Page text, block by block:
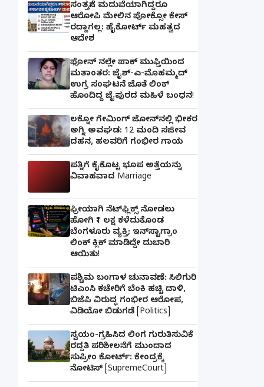
ಸಂತ್ರಸ್ತೆಗೆ ಮದುವೆಯಾಗಿದ್ದರೂ
ಆರೋಪಿ ಮೇಲಿನ ಪೋಕ್ಸೋ ಕೇಸ್
ರದ್ದಾಗಲ್ಲ: ಹೈಕೋರ್ಟ್ ಮಹತ್ವದ
ಆದೇಶ
ಫೋನ್ ನಲ್ಲೇ ಪಾಕ್ ಮುಫ್ತಿಯಿಂದ
ಮತಾಂತರ: ಜೈಶ್-ಎ-ಮೊಹಮ್ಮದ್
ಉಗ್ರ ಸಂಘಟನೆ ಜೊತೆ ಲಿಂಕ್
ಹೊಂದಿದ್ದ ಜೈಪುರದ ಮಹಿಳೆ ಬಂಧನ!
ಲಕ್ನೋ ಗೇಮಿಂಗ್ ಜೋನ್‌ನಲ್ಲಿ ಭೀಕರ
ಅಗ್ನಿ ಅವಘಡ: 12 ಮಂದಿ ಸಜೀವ
ದಹನ, ಹಲವರಿಗೆ ಗಂಭೀರ ಗಾಯ
ಪತ್ನಿಗೆ ಕೈಕೊಟ್ಟ ಭೂಪ ಅತ್ತೆಯನ್ನು
ವಿವಾಹವಾದ Marriage
ಫ್ರೀಯಾಗಿ ನೆಟ್‌ಫ್ಲಿಕ್ಸ್ ನೋಡಲು
ಹೋಗಿ ₹1 ಲಕ್ಷ ಕಳೆದುಕೊಂಡ
ಬೆಂಗಳೂರು ವ್ಯಕ್ತಿ; ಇನ್‌ಸ್ಟಾಗ್ರಾಂ
ಲಿಂಕ್ ಕ್ಲಿಕ್ ಮಾಡಿದ್ದೇ ದುಬಾರಿ
ಆಯಿತು!
ಪಶ್ಚಿಮ ಬಂಗಾಳ ಚುನಾವಣೆ: ಸಿಲಿಗುರಿ
ಟಿಎಂಸಿ ಕಚೇರಿಗೆ ಬೆಂಕಿ ಹಚ್ಚಿ ದಾಳಿ,
ಬಿಜೆಪಿ ವಿರುದ್ಧ ಗಂಭೀರ ಆರೋಪ,
ವಿಡಿಯೋ ಬಿಡುಗಡೆ [Politics]
ಸ್ವಯಂ-ಗ್ರಹಿಸಿದ ಲಿಂಗ ಗುರುತಿಸುವಿಕೆ
ರದ್ದತಿ ಪರಿಶೀಲನೆಗೆ ಮುಂದಾದ
ಸುಪ್ರೀಂ ಕೋರ್ಟ್: ಕೇಂದ್ರಕ್ಕೆ
ನೋಟಿಸ್ [SupremeCourt]